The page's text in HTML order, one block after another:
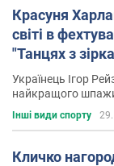
Красуня
світі в
"Танцях з
Українець Ігор
найкращого
Інші види спорту
Кличко